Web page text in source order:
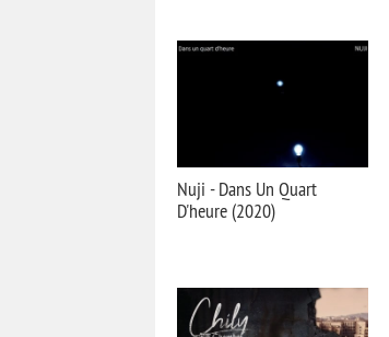
Nuji - Dans Un Quart
D'heure (2020)